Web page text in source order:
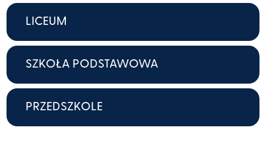
LICEUM
SZKOŁA PODSTAWOWA
PRZEDSZKOLE